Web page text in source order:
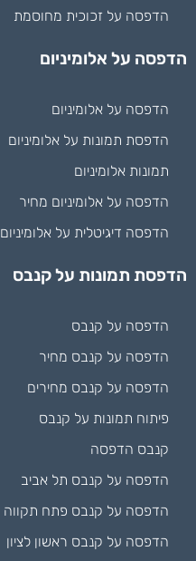
הדפסה על זכוכית מחוסמת
הדפסה על אלומיניום
הדפסה על אלומיניום
הדפסת תמונות על אלומיניום
תמונות אלומיניום
הדפסה על אלומיניום מחיר
הדפסה דיגיטלית על אלומיניום
הדפסת תמונות על קנבס
הדפסה על קנבס
הדפסה על קנבס מחיר
הדפסה על קנבס מחירים
פיתוח תמונות על קנבס
קנבס הדפסה
הדפסה על קנבס תל אביב
הדפסה על קנבס פתח תקווה
הדפסה על קנבס ראשון לציון